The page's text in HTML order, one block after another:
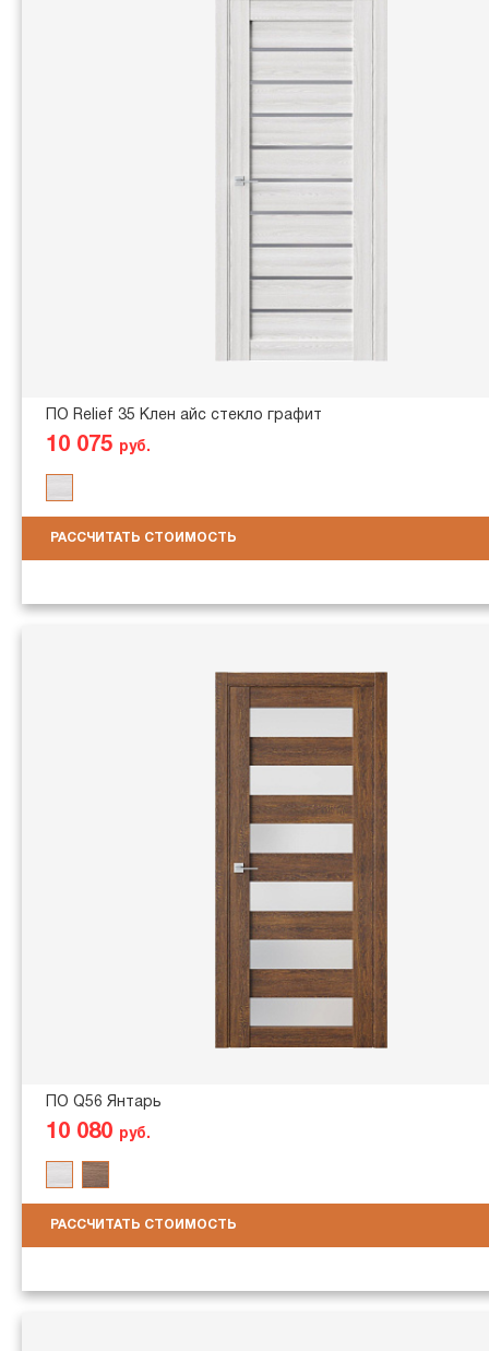
ПО Relief 35 Клен айс стекло графит
10 075 руб.
РАССЧИТАТЬ СТОИМОСТЬ
ПО Q56 Янтарь
10 080 руб.
РАССЧИТАТЬ СТОИМОСТЬ